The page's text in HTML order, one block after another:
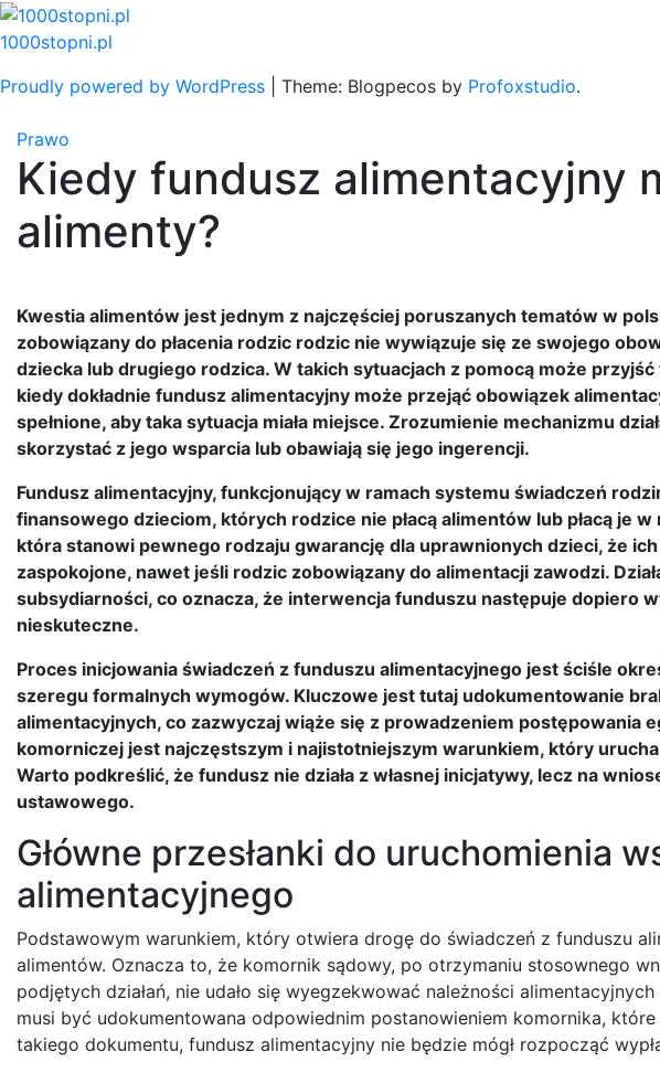
Skip
to
1000stopni.pl
Proudly powered by WordPress
Theme: Blogpecos by Profoxstudio.
Prawo
Kiedy fundusz alimentacyjny
alimenty?
Kwestia alimentów jest jednym z najczęściej poruszanych tematów w
zobowiązany do płacenia rodzic rodzic nie wywiązuje się ze swojego
dziecka lub drugiego rodzica. W takich sytuacjach z pomocą może
kiedy dokładnie fundusz alimentacyjny może przejąć obowiązek
spełnione, aby taka sytuacja miała miejsce. Zrozumienie mechanizmu
skorzystać z jego wsparcia lub obawiają się jego ingerencji.
Fundusz alimentacyjny, funkcjonujący w ramach systemu świadczeń
finansowego dzieciom, których rodzice nie płacą alimentów lub płacą je
która stanowi pewnego rodzaju gwarancję dla uprawnionych dzieci, że
zaspokojone, nawet jeśli rodzic zobowiązany do alimentacji zawodzi.
subsydiarności, co oznacza, że interwencja funduszu następuje dopiero
nieskuteczne.
Proces inicjowania świadczeń z funduszu alimentacyjnego jest ściśle
szeregu formalnych wymogów. Kluczowe jest tutaj udokumentowanie
alimentacyjnych, co zazwyczaj wiąże się z prowadzeniem postępowania
komorniczej jest najczęstszym i najistotniejszym warunkiem, który
Warto podkreślić, że fundusz nie działa z własnej inicjatywy, lecz na
ustawowego.
Główne przesłanki do uruchomienia
alimentacyjnego
Podstawowym warunkiem, który otwiera drogę do świadczeń z funduszu
alimentów. Oznacza to, że komornik sądowy, po otrzymaniu stosownego
podjętych działań, nie udało się wyegzekwować należności
musi być udokumentowana odpowiednim postanowieniem komornika,
takiego dokumentu, fundusz alimentacyjny nie będzie mógł rozpocząć